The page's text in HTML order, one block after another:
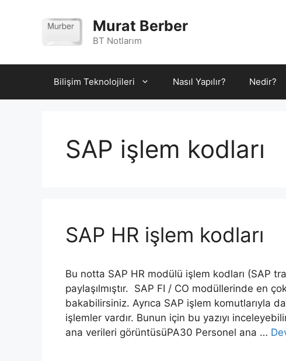
Murat Berber
BT Notlarım
Bilişim Teknolojileri Nasıl Yapılır? Nedir?
SAP işlem kodları
SAP HR işlem kodları
Bu notta SAP HR modülü işlem kodları (SAP
paylaşılmıştır. SAP FI / CO modüllerinde en
bakabilirsiniz. Ayrıca SAP işlem komutlarıyla
işlemler vardır. Bunun için bu yazıyı
ana verileri görüntüsüPA30 Personel ana …